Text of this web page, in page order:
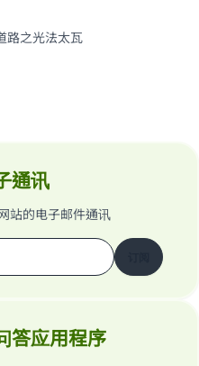
路之光法太瓦
通讯
的电子邮件通讯
答应用程序